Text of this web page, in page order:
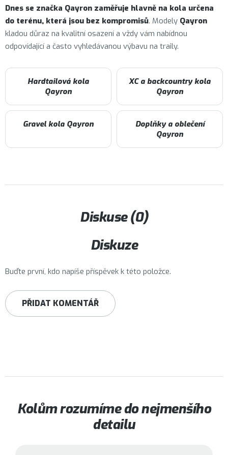
Dnes se značka Qayron zaměřuje hlavně na kola určena
do terénu, která jsou bez kompromisů. Modely Qayron
kladou důraz na kvalitní osazení a vždy vám nabídnou
odpovídající a často vyhledávanou výbavu na traily.
Hardtailová kola
Qayron
XC a backcountry kola
Qayron
Gravel kola Qayron
Doplňky a oblečení
Qayron
Diskuse (0)
Diskuze
Buďte první, kdo napíše příspěvek k této položce.
PŘIDAT KOMENTÁŘ
Kolům rozumíme do nejmenšího
detailu